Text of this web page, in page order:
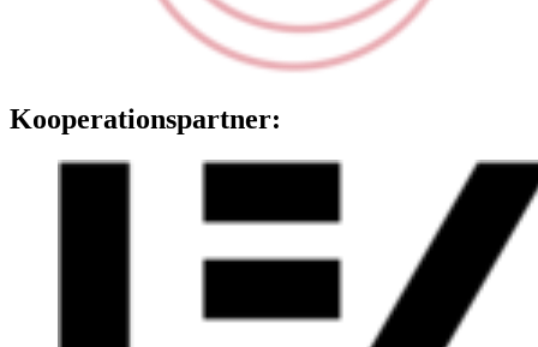
Kooperationspartner: